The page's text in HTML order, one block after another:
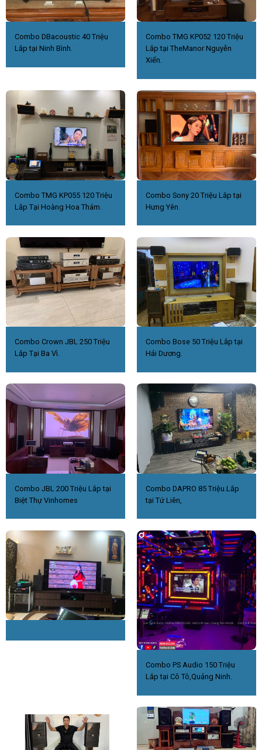
Combo DBacoustic 40 Triệu
Lắp tại Ninh Bình.
Combo TMG KP052 120 Triệu
Lắp tại TheManor Nguyễn
Xiển.
Combo TMG KP055 120 Triệu
Lắp Tại Hoàng Hoa Thám.
Combo Sony 20 Triệu Lắp tại
Hưng Yên.
Combo Crown JBL 250 Triệu
Lắp Tại Ba Vì.
Combo Bose 50 Triệu Lắp tại
Hải Dương.
Combo JBL 200 Triệu Lắp tại
Biệt Thự Vinhomes
Combo DAPRO 85 Triệu.Lắp
tại Tứ Liên,
Combo PS Audio 150 Triệu
Lắp tại Cô Tô,Quảng Ninh.